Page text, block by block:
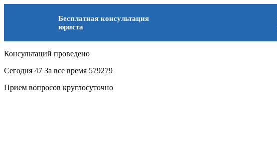
Бесплатная консультация
юриста
Консультаций проведено
Сегодня 47 За все время 579279
Прием вопросов круглосуточно